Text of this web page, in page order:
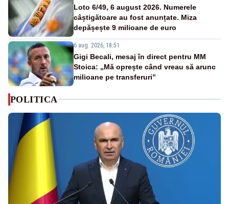
Loto 6/49, 6 august 2026. Numerele
câștigătoare au fost anunțate. Miza
depășește 9 milioane de euro
6 aug. 2026, 18:51
Gigi Becali, mesaj în direct pentru MM
Stoica: „Mă oprește când vreau să arunc
milioane pe transferuri”
POLITICA